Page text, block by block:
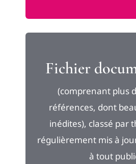
Fichier
(comprenant plus
références, dont
inédites), classé par
régulièrement mis à
à tout